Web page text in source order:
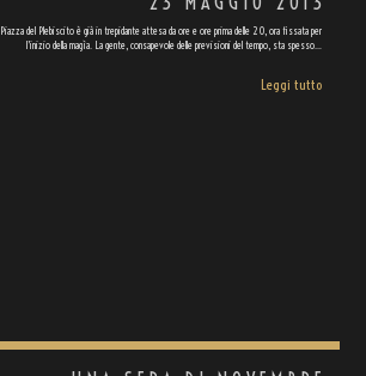
Piazza del Plebiscito è già in trepidante attesa da ore e ore prima delle 20, ora fissata per
l’inizio della magìa. La gente, consapevole delle previsioni del tempo, sta spesso…
Leggi tutto